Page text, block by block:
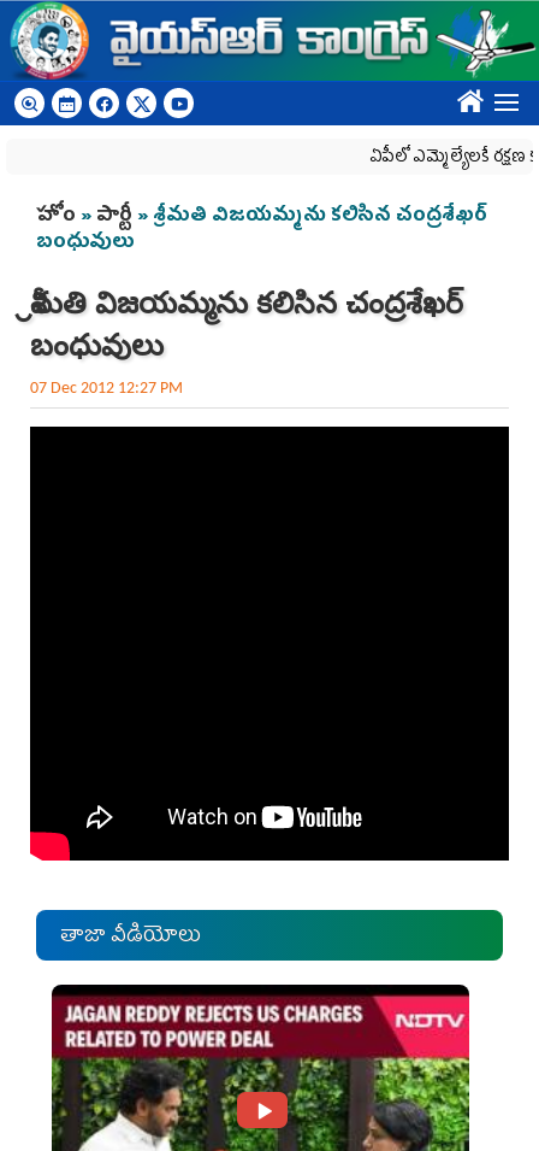
Skip to main content
????
ఏపీలో ఎమ్మెల్యేల‌కే ర‌క్ష‌ణ
You are here
హోం »పార్టీ » శ్రీమతి విజయమ్మను కలిసిన చంద్రశేఖర్
బంధువులు
శ్రీమతి విజయమ్మను కలిసిన చంద్రశేఖర్
బంధువులు
07 Dec 2012 12:27 PM
తాజా వీడియోలు